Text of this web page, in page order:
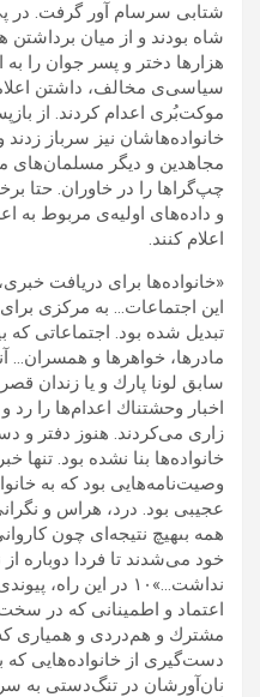
شتابى سرسام آور گرفت. در
شاه بودند و از میان برداشتن
هزارها دختر و پسر جوان را به
سياسى‌ى مخالف، داشتن
موكت‌بُرى اعدام ‌كردند. از
خانواده‌هاشان نيز سرباز زدند
مجاهدين و ديگر مسلمان‌ها‌ی
چپ‌‌گرا‌ها را در خاوران. حتا
و داده‌هاى اوليه‌ى مربوط به
اعلام كنند.
«خانواده‌ها براى دريافت
اين اجتماعات… به مركزى
تبديل شده بود. اجتماعاتى كه
سابق لونا پارك و يا زندان
اخبار وحشتناك اعدام‌ها را
زارى مى‌كردند. هنوز دفتر و
خانواده‌ها بنا نشده بود. تنها
وصيت‌نامه‌هايى بود كه به
عجيبى بود. درد، هراس و
همه بىهيچ نتيجه‌اى چون
خود مى‌شدند تا فردا دوباره از
نداشت…»۱۰ در اين
اعتماد و اطمينانى كه در
مشترك و هم‌دردى و هميارى
دست‌گيرى از خانواده‌هایی
نان‌آورشان در تنگ‌دستى به